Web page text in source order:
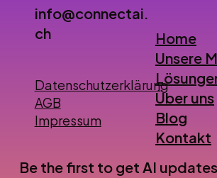
info@connectai.
ch
Home
Unsere
Über uns
Blog
Kontakt
Datenschutzerklärung
AGB
Impressum
Be the first to get AI updates